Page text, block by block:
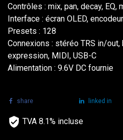
Contrôles : mix, pan, decay, EQ,
Interface : écran OLED,
Presets : 128
Connexions : stéréo TRS in/out,
expression, MIDI, USB-C
Alimentation : 9.6V DC fournie
share linked in
TVA 8.1% incluse